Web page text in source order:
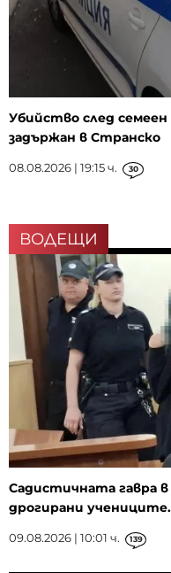
Убийство след
задържан в Странско
08.08.2026 | 19:15 ч. 30
ВОДЕЩИ
Садистичната гавра
дрогирани
09.08.2026 | 10:01 ч. 139